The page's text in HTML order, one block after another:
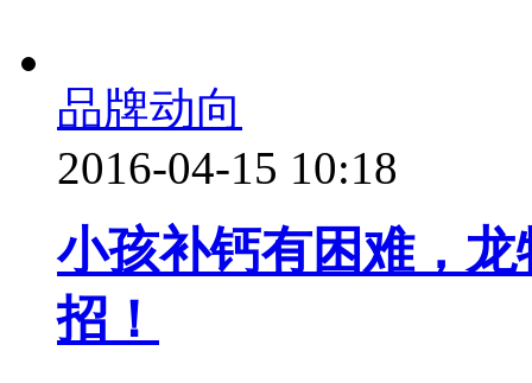
品牌动向
2016-04-15 10:18
小孩补钙有困难，
招！